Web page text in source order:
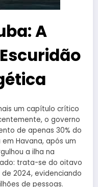
A
um capítulo crítico
o governo
de apenas 30% do
Havana, após um
a ilha na
trata-se do oitavo
2024, evidenciando
de pessoas.